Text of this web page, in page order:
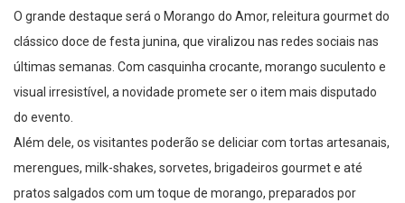
O grande destaque será o Morango do Amor, releitura gourmet do
clássico doce de festa junina, que viralizou nas redes sociais nas
últimas semanas. Com casquinha crocante, morango suculento e
visual irresistível, a novidade promete ser o item mais disputado
do evento.
Além dele, os visitantes poderão se deliciar com tortas artesanais,
merengues, milk-shakes, sorvetes, brigadeiros gourmet e até
pratos salgados com um toque de morango, preparados por